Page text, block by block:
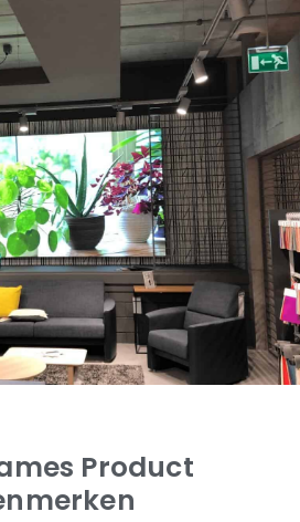
Product